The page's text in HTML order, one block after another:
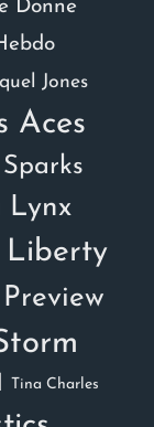
Donne
Jones
Aces
Lynx
Liberty
Preview
Tina Charles